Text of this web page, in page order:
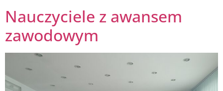
Nauczyciele z awansem
zawodowym